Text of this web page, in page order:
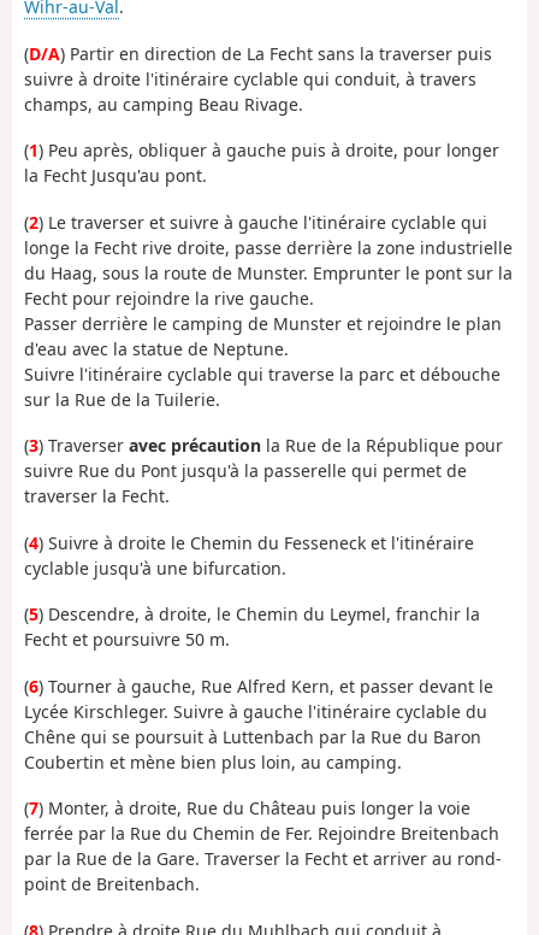
Wihr-au-Val.
(D/A) Partir en direction de La Fecht sans la traverser puis
suivre à droite l'itinéraire cyclable qui conduit, à travers
champs, au camping Beau Rivage.
(1) Peu après, obliquer à gauche puis à droite, pour longer
la Fecht Jusqu'au pont.
(2) Le traverser et suivre à gauche l'itinéraire cyclable qui
longe la Fecht rive droite, passe derrière la zone industrielle
du Haag, sous la route de Munster. Emprunter le pont sur la
Fecht pour rejoindre la rive gauche.
Passer derrière le camping de Munster et rejoindre le plan
d'eau avec la statue de Neptune.
Suivre l'itinéraire cyclable qui traverse la parc et débouche
sur la Rue de la Tuilerie.
(3) Traverser avec précaution la Rue de la République pour
suivre Rue du Pont jusqu'à la passerelle qui permet de
traverser la Fecht.
(4) Suivre à droite le Chemin du Fesseneck et l'itinéraire
cyclable jusqu'à une bifurcation.
(5) Descendre, à droite, le Chemin du Leymel, franchir la
Fecht et poursuivre 50 m.
(6) Tourner à gauche, Rue Alfred Kern, et passer devant le
Lycée Kirschleger. Suivre à gauche l'itinéraire cyclable du
Chêne qui se poursuit à Luttenbach par la Rue du Baron
Coubertin et mène bien plus loin, au camping.
(7) Monter, à droite, Rue du Château puis longer la voie
ferrée par la Rue du Chemin de Fer. Rejoindre Breitenbach
par la Rue de la Gare. Traverser la Fecht et arriver au rond-
point de Breitenbach.
(8) Prendre à droite Rue du Muhlbach qui conduit à